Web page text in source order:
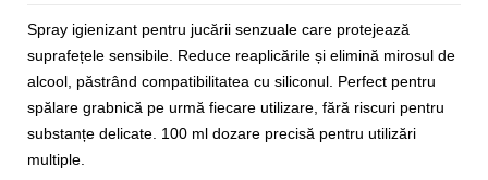
Spray igienizant pentru jucării senzuale care protejează
suprafețele sensibile. Reduce reaplicările și elimină mirosul de
alcool, păstrând compatibilitatea cu siliconul. Perfect pentru
spălare grabnică pe urmă fiecare utilizare, fără riscuri pentru
substanțe delicate. 100 ml dozare precisă pentru utilizări
multiple.